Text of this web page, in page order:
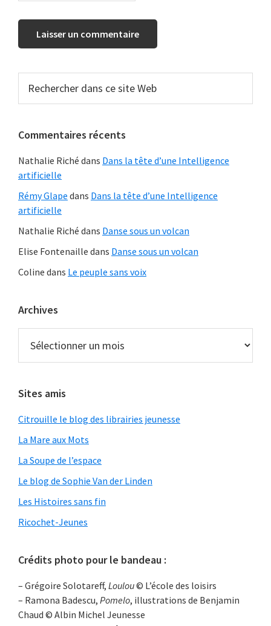
Barre
latérale
dans
ce
Web
Commentaires récents
Nathalie Riché dans Dans la tête d’une Intelligence
artificielle
Rémy Glape dans Dans la tête d’une Intelligence
artificielle
Nathalie Riché dans Danse sous un volcan
Elise Fontenaille dans Danse sous un volcan
Coline dans Le peuple sans voix
Archives
Sites amis
Citrouille le blog des librairies jeunesse
La Mare aux Mots
La Soupe de l’espace
Le blog de Sophie Van der Linden
Les Histoires sans fin
Ricochet-Jeunes
Crédits photo pour le bandeau :
– Grégoire Solotareff, Loulou© L’école des loisirs
– Ramona Badescu, Pomelo, illustrations de Benjamin
Chaud © Albin Michel Jeunesse